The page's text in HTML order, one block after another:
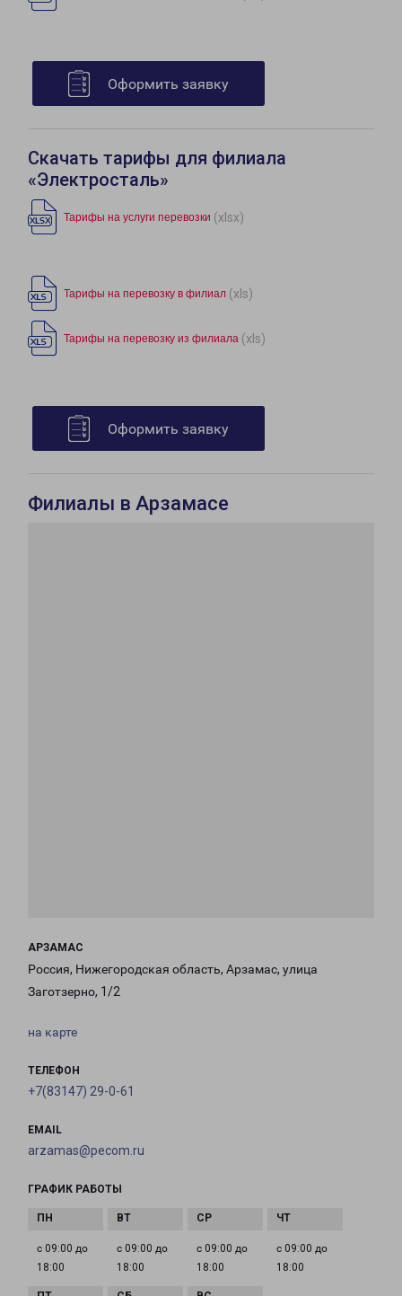
Оформить заявку
Скачать тарифы для филиала
«Электросталь»
Тарифы на услуги перевозки (xlsx)
Тарифы на перевозку в филиал (xls)
Тарифы на перевозку из филиала (xls)
Оформить заявку
Филиалы в Арзамасе
АРЗАМАС
Россия, Нижегородская область, Арзамас, улица
Заготзерно, 1/2
на карте
ТЕЛЕФОН
+7(83147) 29-0-61
EMAIL
arzamas@pecom.ru
ГРАФИК РАБОТЫ
с 09:00 до
18:00
с 09:00 до
18:00
с 09:00 до
18:00
с 09:00 до
18:00